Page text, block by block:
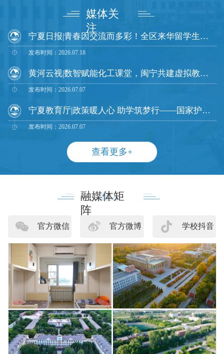
媒体关
注
宁夏日报|青春因交流而多彩！全区来华留学生暑期文化实践交流活动启幕
发布时间：2026.07.18
黄河云视|数智赋能化工课堂，闽宁共建虚拟教室 |福州大学、银川能源学院、福州大学至诚学院三校协同推进智慧化工原理课程建设
发布时间：2026.07.07
宁夏教育厅|政策暖人心 助学筑梦行——国家护航高校学子求学路
发布时间：2026.07.07
查看更多+
融媒体矩
阵
官方微信 官方微博 学校抖音